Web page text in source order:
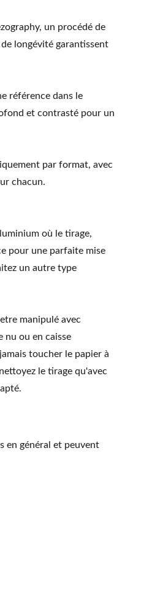
un procédé de
longévité garantissent
référence dans le
et contrasté pour un
par format, avec
chacun.
où le tirage,
pour une parfaite mise
un autre type
manipulé avec
nu ou en caisse
toucher le papier à
le tirage qu'avec
en général et peuvent